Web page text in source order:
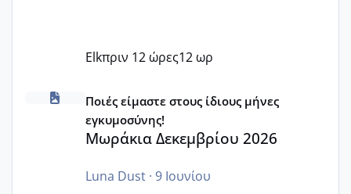
Elkπριν 12 ώρες12 ωρ
Μωράκια Δεκεμβρίου 2026
Ποιές είμαστε στους ίδιους μήνες
εγκυμοσύνης!
Μωράκια Δεκεμβρίου 2026
Luna Dust· 9 Ιουνίου